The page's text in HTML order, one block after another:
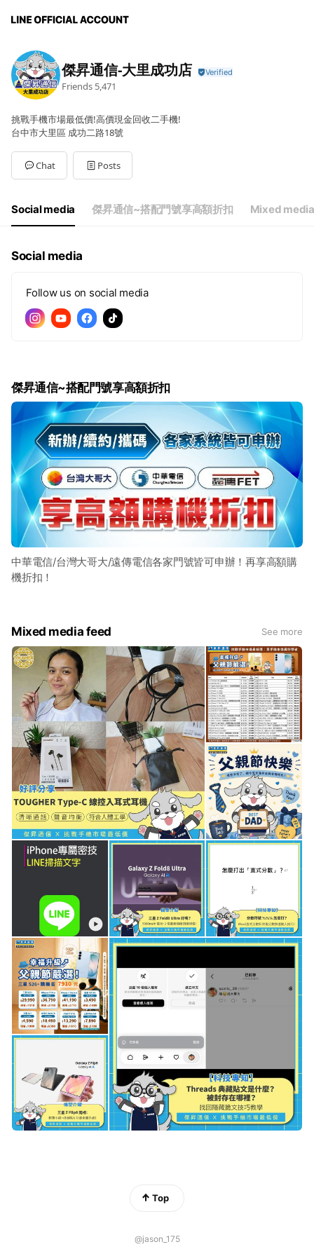
傑昇通信-大里成功店
Friends 5,471
挑戰手機市場最低價!高價現金回收二手機!
台中市大里區 成功二路18號
Chat Posts
Social media 傑昇通信~搭配門號享高額折扣 Mixed
Social media
Follow us on social media
傑昇通信~搭配門號享高額折扣
中華電信/台灣大哥大/遠傳電信各家門號皆可申辦！再享高額購
機折扣！
Mixed media feed See more
Top
@jason_175